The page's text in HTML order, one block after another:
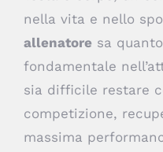
nella vita e nello
allenatore sa
fondamentale
sia difficile restare
competizione,
massima